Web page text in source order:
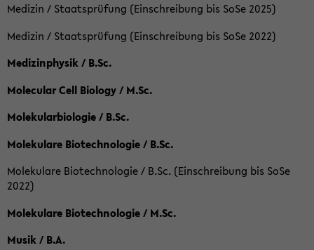
Medizin / Staatsprüfung (Einschreibung bis SoSe 2025)
Medizin / Staatsprüfung (Einschreibung bis SoSe 2022)
Medizinphysik / B.Sc.
Molecular Cell Biology / M.Sc.
Molekularbiologie / B.Sc.
Molekulare Biotechnologie / B.Sc.
Molekulare Biotechnologie / B.Sc. (Einschreibung bis SoSe
2022)
Molekulare Biotechnologie / M.Sc.
Musik / B.A.